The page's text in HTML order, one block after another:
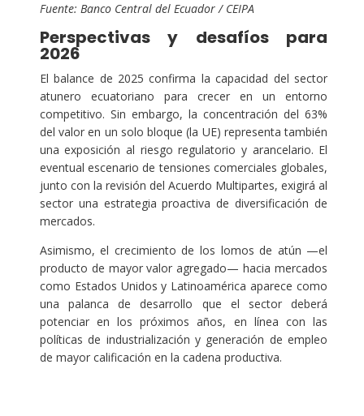
Fuente: Banco Central del Ecuador / CEIPA
Perspectivas y desafíos para
2026
El balance de 2025 confirma la capacidad del sector
atunero ecuatoriano para crecer en un entorno
competitivo. Sin embargo, la concentración del 63%
del valor en un solo bloque (la UE) representa también
una exposición al riesgo regulatorio y arancelario. El
eventual escenario de tensiones comerciales globales,
junto con la revisión del Acuerdo Multipartes, exigirá al
sector una estrategia proactiva de diversificación de
mercados.
Asimismo, el crecimiento de los lomos de atún —el
producto de mayor valor agregado— hacia mercados
como Estados Unidos y Latinoamérica aparece como
una palanca de desarrollo que el sector deberá
potenciar en los próximos años, en línea con las
políticas de industrialización y generación de empleo
de mayor calificación en la cadena productiva.